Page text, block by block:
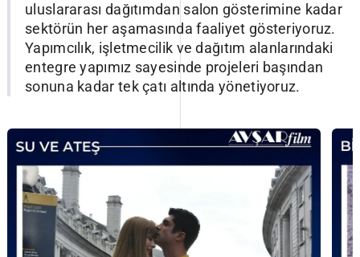
uluslararası dağıtımdan salon gösterimine kadar
sektörün her aşamasında faaliyet gösteriyoruz.
Yapımcılık, işletmecilik ve dağıtım alanlarındaki
entegre yapımız sayesinde projeleri başından
sonuna kadar tek çatı altında yönetiyoruz.